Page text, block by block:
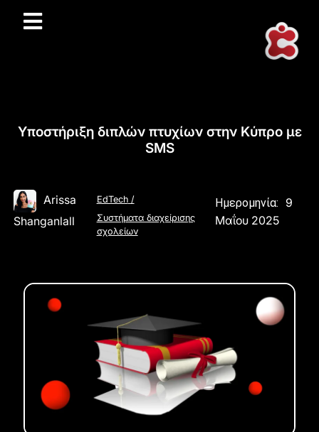
Υποστήριξη διπλών πτυχίων στην Κύπρο με
SMS
Arissa
Shanganlall
EdTech/
Συστήματα διαχείρισης
σχολείων
Ημερομηνία:
9
Μαΐου 2025